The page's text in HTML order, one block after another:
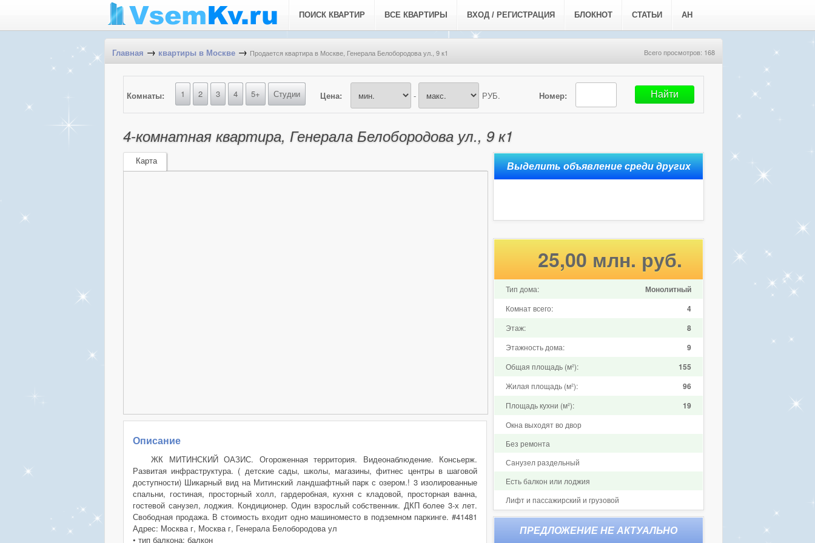
ПОИСК КВАРТИР ВСЕ КВАРТИРЫ ВХОД / РЕГИСТРАЦИЯ БЛОКНОТ СТАТЬИ АН
Главная → квартиры в Москве → Продается квартира в Москве, Генерала Белобородова ул., 9 к1 Всего просмотров: 168
Номер:
Комнаты: 1 2 3 4 5+ Студии Цена: - РУБ.
4-комнатная квартира, Генерала Белобородова ул., 9 к1
Карта
Описание
ЖК МИТИНСКИЙ ОАЗИС. Огороженная территория. Видеонаблюдение. Консьерж.
Развитая инфраструктура. ( детские сады, школы, магазины, фитнес центры в шаговой
доступности) Шикарный вид на Митинский ландшафтный парк с озером.! 3 изолированные
спальни, гостиная, просторный холл, гардеробная, кухня с кладовой, просторная ванна,
гостевой санузел, лоджия. Кондиционер. Один взрослый собственник. ДКП более 3-х лет.
Свободная продажа. В стоимость входит одно машиноместо в подземном паркинге. #41481
Адрес: Москва г, Москва г, Генерала Белобородова ул
• тип балкона: балкон
25,00 млн. руб.
Тип дома: Монолитный
Комнат всего: 4
Этаж: 8
Этажность дома: 9
Общая площадь (м²): 155
Жилая площадь (м²): 96
Площадь кухни (м²): 19
Окна выходят во двор
Без ремонта
Санузел раздельный
Есть балкон или лоджия
Лифт и пассажирский и грузовой